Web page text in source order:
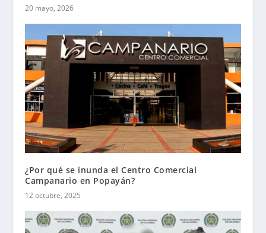
20 mayo, 2026
¿Por qué se inunda el Centro Comercial
Campanario en Popayán?
12 octubre, 2025